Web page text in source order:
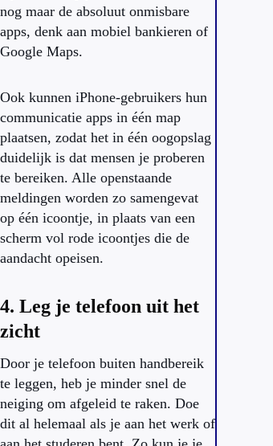
nog maar de absoluut onmisbare
apps, denk aan mobiel bankieren of
Google Maps.
Ook kunnen iPhone-gebruikers hun
communicatie apps in één map
plaatsen, zodat het in één oogopslag
duidelijk is dat mensen je proberen
te bereiken. Alle openstaande
meldingen worden zo samengevat
op één icoontje, in plaats van een
scherm vol rode icoontjes die de
aandacht opeisen.
4. Leg je telefoon uit het
zicht
Door je telefoon buiten handbereik
te leggen, heb je minder snel de
neiging om afgeleid te raken. Doe
dit al helemaal als je aan het werk of